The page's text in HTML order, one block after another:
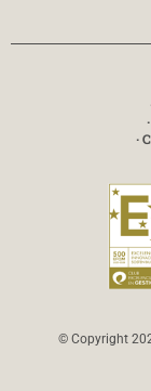
·
© Copyright